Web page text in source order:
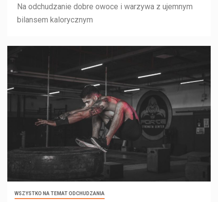
Na odchudzanie dobre owoce i warzywa z ujemnym
bilansem kalorycznym
WSZYSTKO NA TEMAT ODCHUDZANIA